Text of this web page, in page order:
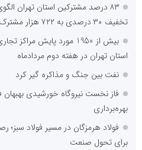
۸۳ درصد مشترکین استان تهران
تخفیف ۳۰ درصدی به ۷۲۲ هزار مشترک تهرانی
بیش از 1950 مورد پایش
استان تهران در هفته دوم مردادماه
نفت بین جنگ و مذاکره گیر کرد
فاز نخست نیروگاه خورشیدی بهبهان
بهره‌برداری
فولاد هرمزگان در مسیر فولاد سبز؛
برای تحول صنعت